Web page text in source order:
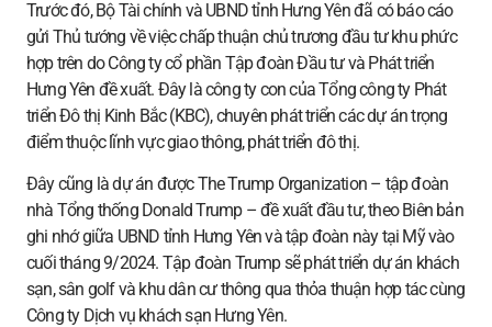
Trước đó, Bộ Tài chính và UBND tỉnh Hưng Yên đã có báo cáo
gửi Thủ tướng về việc chấp thuận chủ trương đầu tư khu phức
hợp trên do Công ty cổ phần Tập đoàn Đầu tư và Phát triển
Hưng Yên đề xuất. Đây là công ty con của Tổng công ty Phát
triển Đô thị Kinh Bắc (KBC), chuyên phát triển các dự án trọng
điểm thuộc lĩnh vực giao thông, phát triển đô thị.
Đây cũng là dự án được The Trump Organization – tập đoàn
nhà Tổng thống Donald Trump – đề xuất đầu tư, theo Biên bản
ghi nhớ giữa UBND tỉnh Hưng Yên và tập đoàn này tại Mỹ vào
cuối tháng 9/2024. Tập đoàn Trump sẽ phát triển dự án khách
sạn, sân golf và khu dân cư thông qua thỏa thuận hợp tác cùng
Công ty Dịch vụ khách sạn Hưng Yên.